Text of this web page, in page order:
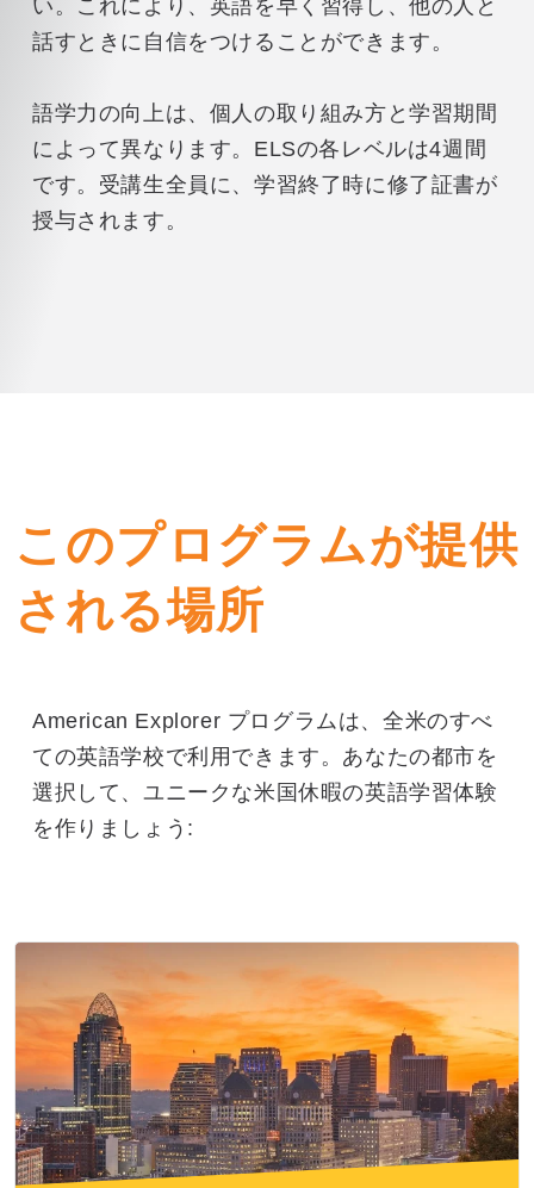
い。これにより、英語を早く習得し、他の人と
話すときに自信をつけることができます。
語学力の向上は、個人の取り組み方と学習期間
によって異なります。ELSの各レベルは4週間
です。受講生全員に、学習終了時に修了証書が
授与されます。
このプログラムが提供
される場所
American Explorer プログラムは、全米のすべ
ての英語学校で利用できます。あなたの都市を
選択して、ユニークな米国休暇の英語学習体験
を作りましょう: